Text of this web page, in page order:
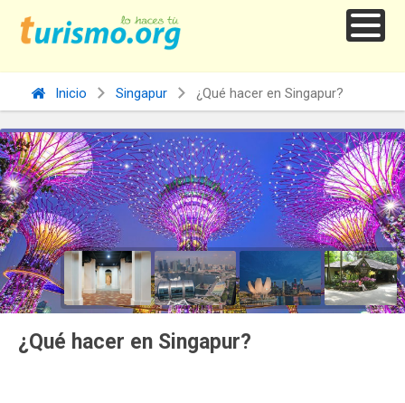
Inicio Singapur ¿Qué hacer en Singapur?
¿Qué hacer en Singapur?